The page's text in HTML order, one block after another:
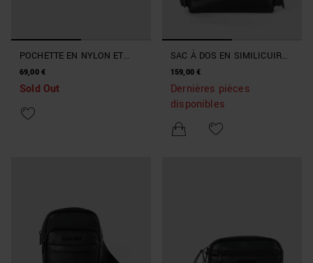
POCHETTE EN NYLON ET
SIMILICUIR AVEC CROCHET
69,00 €
Sold Out
SAC À DOS EN SIMILICUIR
AVEC GRANDES POCHES
159,00 €
Dernières pièces
disponibles